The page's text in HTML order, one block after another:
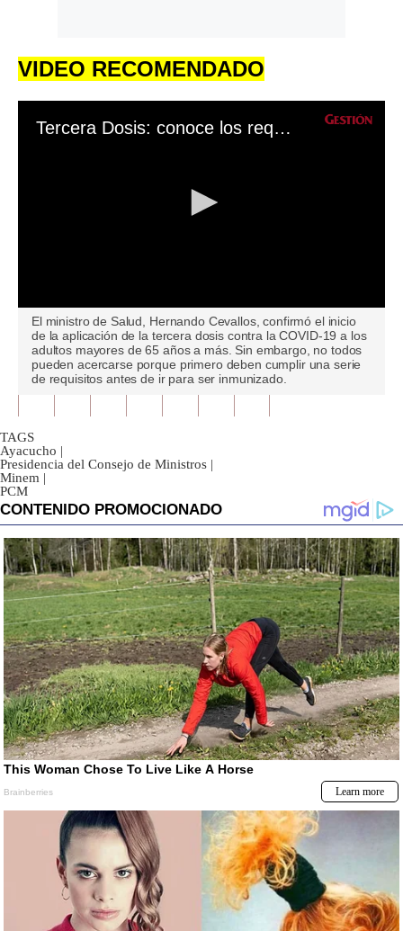
VIDEO RECOMENDADO
Tercera Dosis: conoce los requisitos que deben cumplir los mayores de 65 años para ser inmunizado contra el COVID-19
seconds
seconds
El ministro de Salud, Hernando Cevallos, confirmó el inicio
de la aplicación de la tercera dosis contra la COVID-19 a los
adultos mayores de 65 años a más. Sin embargo, no todos
pueden acercarse porque primero deben cumplir una serie
de requisitos antes de ir para ser inmunizado.
TAGS
Ayacucho |
Presidencia del Consejo de Ministros |
Minem |
PCM